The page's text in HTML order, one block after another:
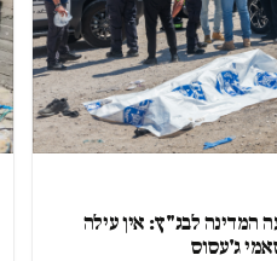
הודיעה המדינה לבג"ץ: אין עילה
ג'עסוס